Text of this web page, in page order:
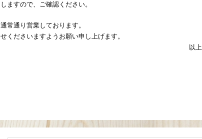
ますので、ご確認ください。
常通り営業しております。
くださいますようお願い申し上げます。
上